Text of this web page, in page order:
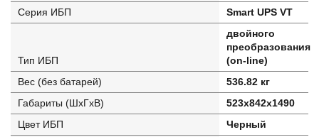
Серия ИБП
Smart UPS VT
Тип ИБП
двойного
преобразования
(on-line)
Вес (без батарей)
536.82 кг
Габариты (ШхГхВ)
523x842x1490
Цвет ИБП
Черный